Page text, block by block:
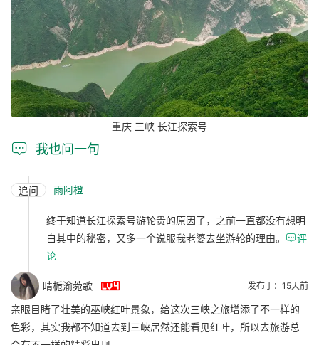
重庆 三峡 长江探索号
 我也问一句
追问 雨阿橙
终于知道长江探索号游轮贵的原因了，之前一直都没有想明
白其中的秘密，又多一个说服我老婆去坐游轮的理由。 评
论
晴栀渝菀歌  发布于：15天前
亲眼目睹了壮美的巫峡红叶景象，给这次三峡之旅增添了不一样的
色彩，其实我都不知道去到三峡居然还能看见红叶，所以去旅游总